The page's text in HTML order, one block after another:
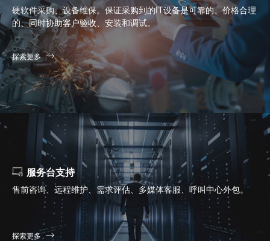
硬软件采购、设备维保。保证采购到的IT设备是可靠的、价格合理
的、同时协助客户验收、安装和调试。
探索更多
服务台支持
售前咨询、远程维护、需求评估、多媒体客服、呼叫中心外包。
探索更多